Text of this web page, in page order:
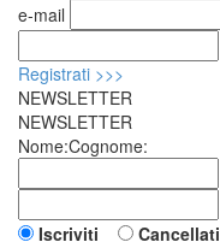
e-mail
Registrati >>>
NEWSLETTER
NEWSLETTER
Nome:Cognome:
Iscriviti
Cancellati